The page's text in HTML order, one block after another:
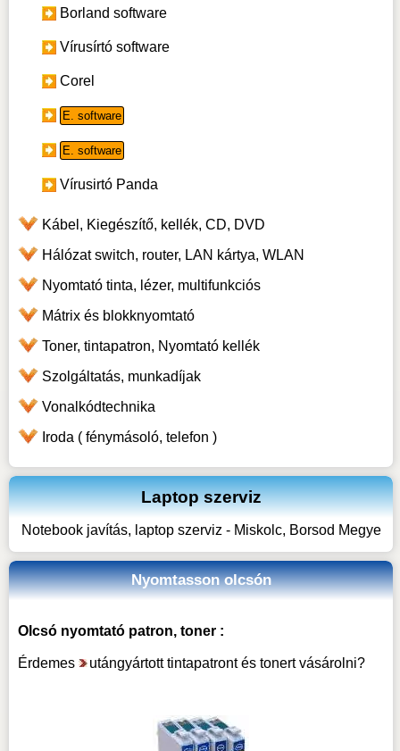
Borland software
Vírusírtó software
Corel
E. software
E. software
Vírusirtó Panda
Kábel, Kiegészítő, kellék, CD, DVD
Hálózat switch, router, LAN kártya, WLAN
Nyomtató tinta, lézer, multifunkciós
Mátrix és blokknyomtató
Toner, tintapatron, Nyomtató kellék
Szolgáltatás, munkadíjak
Vonalkódtechnika
Iroda ( fénymásoló, telefon )
Laptop szerviz
Notebook javítás, laptop szerviz - Miskolc, Borsod Megye
Nyomtasson olcsón
Olcsó nyomtató patron, toner :
Érdemes utángyártott tintapatront és tonert vásárolni?